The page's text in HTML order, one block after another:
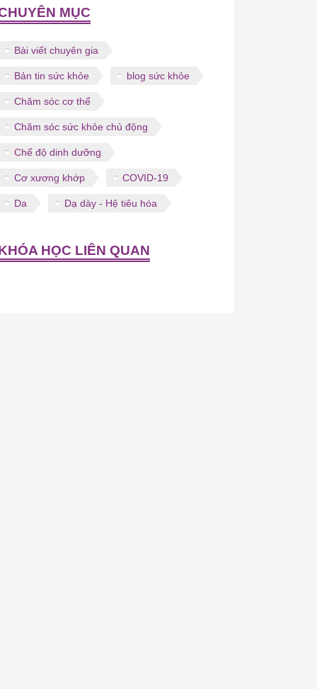
MỤC
Bài viết chuyên gia
Bản tin sức khỏe blog sức khỏe
Chăm sóc cơ thể
Chăm sóc sức khỏe chủ động
Chế độ dinh dưỡng
Cơ xương khớp COVID-19
Da Dạ dày - Hệ tiêu hóa
HỌC LIÊN QUAN